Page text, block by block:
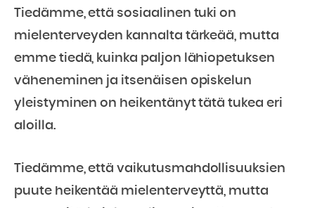
Tiedämme, että sosiaalinen tuki on
mielenterveyden kannalta tärkeää, mutta
emme tiedä, kuinka paljon lähiopetuksen
väheneminen ja itsenäisen opiskelun
yleistyminen on heikentänyt tätä tukea eri
aloilla.
Tiedämme, että vaikutusmahdollisuuksien
puute heikentää mielenterveyttä, mutta